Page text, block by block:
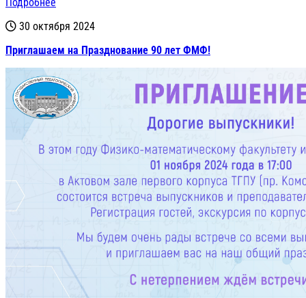
30 октября 2024
Приглашаем на Празднование 90 лет ФМФ!